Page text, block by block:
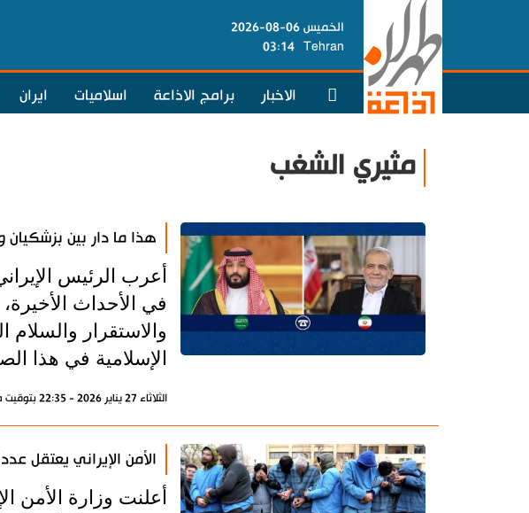
الخميس 06-08-2026
Tehran
03:14
الاخبار برامج الاذاعة اسلاميات ايران
مثيري الشغب
هذا ما دار بين
أعرب الرئيس
في الأحداث
والاستقرار والسلام
الإسلامية في هذا
الثلاثاء 27 يناير 2026 - 22:35 بتوقيت طهران
الأمن الإيراني يعتقل